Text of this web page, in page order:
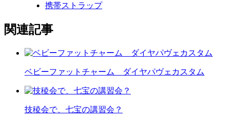
携帯ストラップ
関連記事
ベビーファットチャーム ダイヤパヴェカスタム
技稜会で、七宝の講習会？